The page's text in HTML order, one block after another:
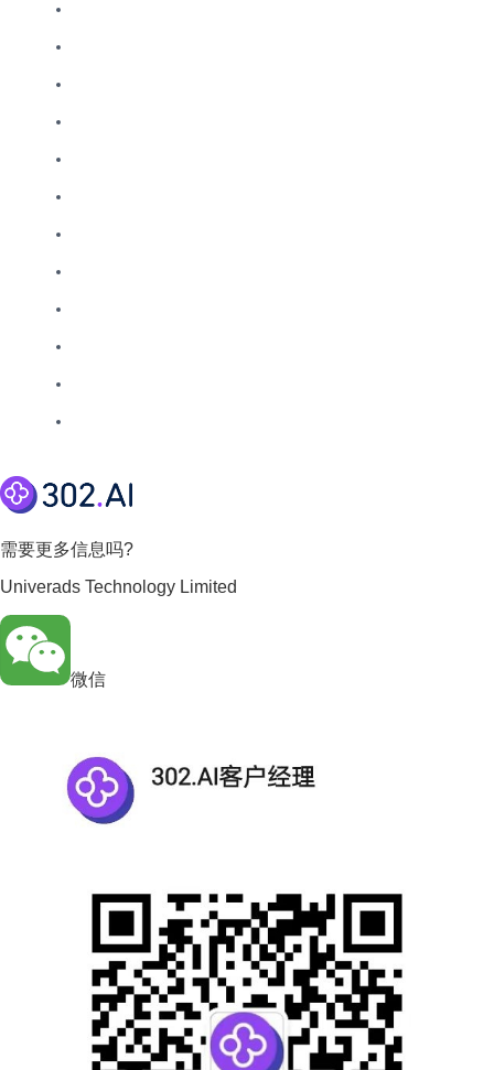
需要更多信息吗?
Univerads Technology Limited
微信